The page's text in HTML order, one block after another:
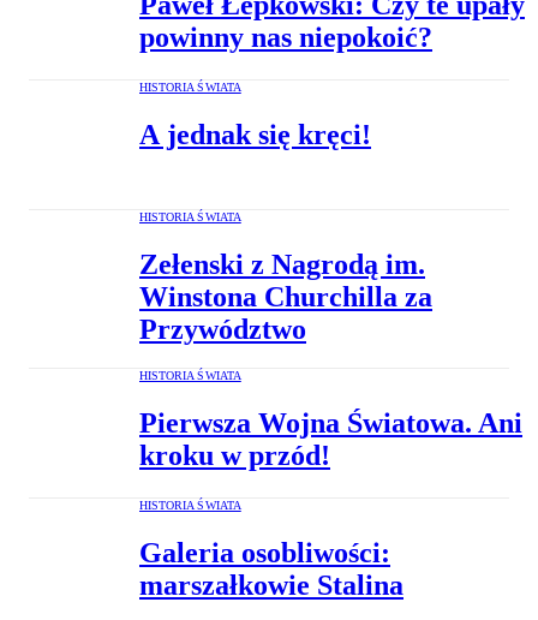
powinny nas niepokoić?
HISTORIA ŚWIATA
A jednak się kręci!
HISTORIA ŚWIATA
Zełenski z Nagrodą im.
Winstona Churchilla za
Przywództwo
HISTORIA ŚWIATA
Pierwsza Wojna Światowa. Ani
kroku w przód!
HISTORIA ŚWIATA
Galeria osobliwości:
marszałkowie Stalina